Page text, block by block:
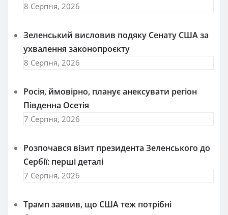
8 Серпня, 2026
Зеленський висловив подяку Сенату США за
ухвалення законопроєкту
8 Серпня, 2026
Росія, ймовірно, планує анексувати регіон
Південна Осетія
7 Серпня, 2026
Розпочався візит президента Зеленського до
Сербії: перші деталі
7 Серпня, 2026
Трамп заявив, що США теж потрібні